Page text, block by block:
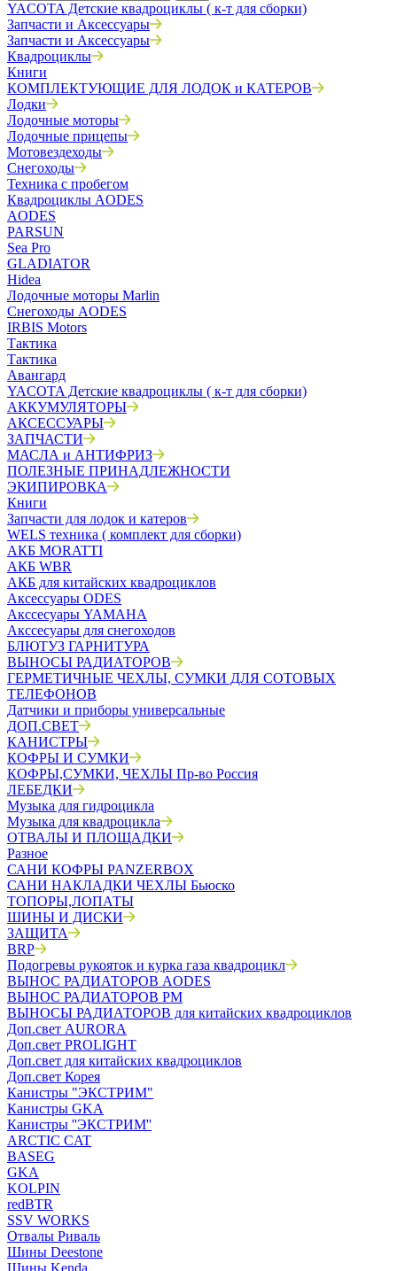
YACOTA Детские квадроциклы ( к-т для сборки)
Запчасти и Аксессуары
Запчасти и Аксессуары
Квадроциклы
Книги
КОМПЛЕКТУЮЩИЕ ДЛЯ ЛОДОК и КАТЕРОВ
Лодки
Лодочные моторы
Лодочные прицепы
Мотовездеходы
Снегоходы
Техника с пробегом
Квадроциклы AODES
AODES
PARSUN
Sea Pro
GLADIATOR
Hidea
Лодочные моторы Marlin
Снегоходы AODES
IRBIS Motors
Тактика
Тактика
Авангард
YACOTA Детские квадроциклы ( к-т для сборки)
АККУМУЛЯТОРЫ
АКСЕССУАРЫ
ЗАПЧАСТИ
МАСЛА и АНТИФРИЗ
ПОЛЕЗНЫЕ ПРИНАДЛЕЖНОСТИ
ЭКИПИРОВКА
Книги
Запчасти для лодок и катеров
WELS техника ( комплект для сборки)
АКБ MORATTI
АКБ WBR
АКБ для китайских квадроциклов
Аксессуары ODES
Акссесуары YAMAHA
Акссесуары для снегоходов
БЛЮТУЗ ГАРНИТУРА
ВЫНОСЫ РАДИАТОРОВ
ГЕРМЕТИЧНЫЕ ЧЕХЛЫ, СУМКИ ДЛЯ СОТОВЫХ
ТЕЛЕФОНОВ
Датчики и приборы универсальные
ДОП.СВЕТ
КАНИСТРЫ
КОФРЫ И СУМКИ
КОФРЫ,СУМКИ, ЧЕХЛЫ Пр-во Россия
ЛЕБЕДКИ
Музыка для гидроцикла
Музыка для квадроцикла
ОТВАЛЫ И ПЛОЩАДКИ
Разное
САНИ КОФРЫ PANZERBOX
САНИ НАКЛАДКИ ЧЕХЛЫ Бьюско
ТОПОРЫ,ЛОПАТЫ
ШИНЫ И ДИСКИ
ЗАЩИТА
BRP
Подогревы рукояток и курка газа квадроцикл
ВЫНОС РАДИАТОРОВ AODES
ВЫНОС РАДИАТОРОВ РМ
ВЫНОСЫ РАДИАТОРОВ для китайских квадроциклов
Доп.свет AURORA
Доп.свет PROLIGHT
Доп.свет для китайских квадроциклов
Доп.свет Корея
Канистры "ЭКСТРИМ"
Канистры GKA
Канистры ''ЭКСТРИМ''
ARCTIC CAT
BASEG
GKA
KOLPIN
redBTR
SSV WORKS
Отвалы Риваль
Шины Deestone
Шины Kenda